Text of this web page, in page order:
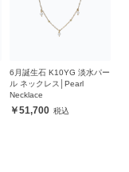
6月誕生石 K10YG 淡水パー
ル ネックレス│Pearl
Necklace
51,700